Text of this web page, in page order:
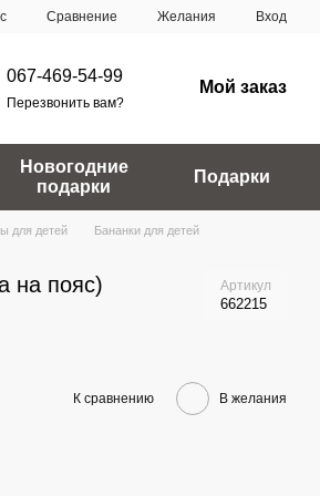
Сравнение Желания Вход
067-469-54-99
Перезвонить вам?
Мой заказ
Новогодние
подарки
Подарки
для детей
Бананки для детей
на пояс)
Артикул
662215
К сравнению В желания